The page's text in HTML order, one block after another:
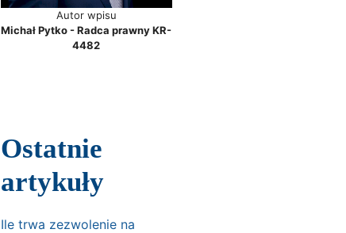
Autor wpisu
Michał Pytko - Radca prawny KR-
4482
Ostatnie
artykuły
Ile trwa zezwolenie na